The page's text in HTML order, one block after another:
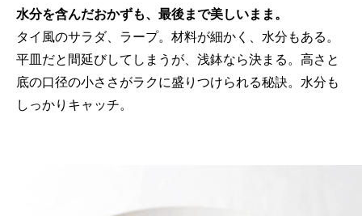
水分を含んだおかずも、最後まで美しいまま。
タイ風のサラダ、ラープ。材料が細かく、水分もある。
平皿だと間延びしてしまうが、浅鉢なら決まる。高さと
底の口径の小ささがラクに盛りつけられる秘訣。水分も
しっかりキャッチ。